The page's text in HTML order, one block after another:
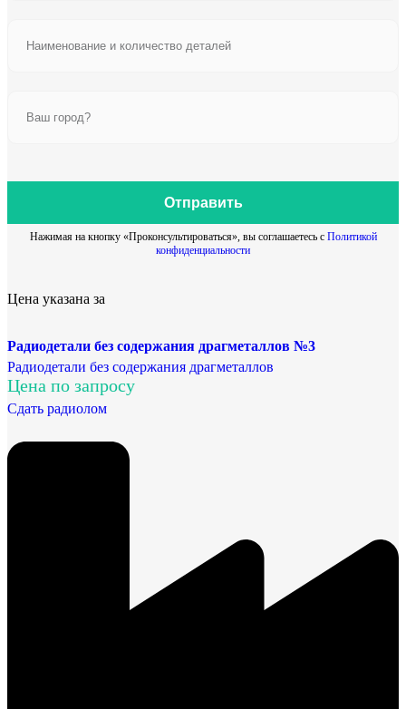
Отправить
Нажимая на кнопку «Проконсультироваться», вы соглашаетесь с Политикой
конфиденциальности
Цена указана за
Радиодетали без содержания драгметаллов №3
Радиодетали без содержания драгметаллов
Цена по запросу
Сдать радиолом